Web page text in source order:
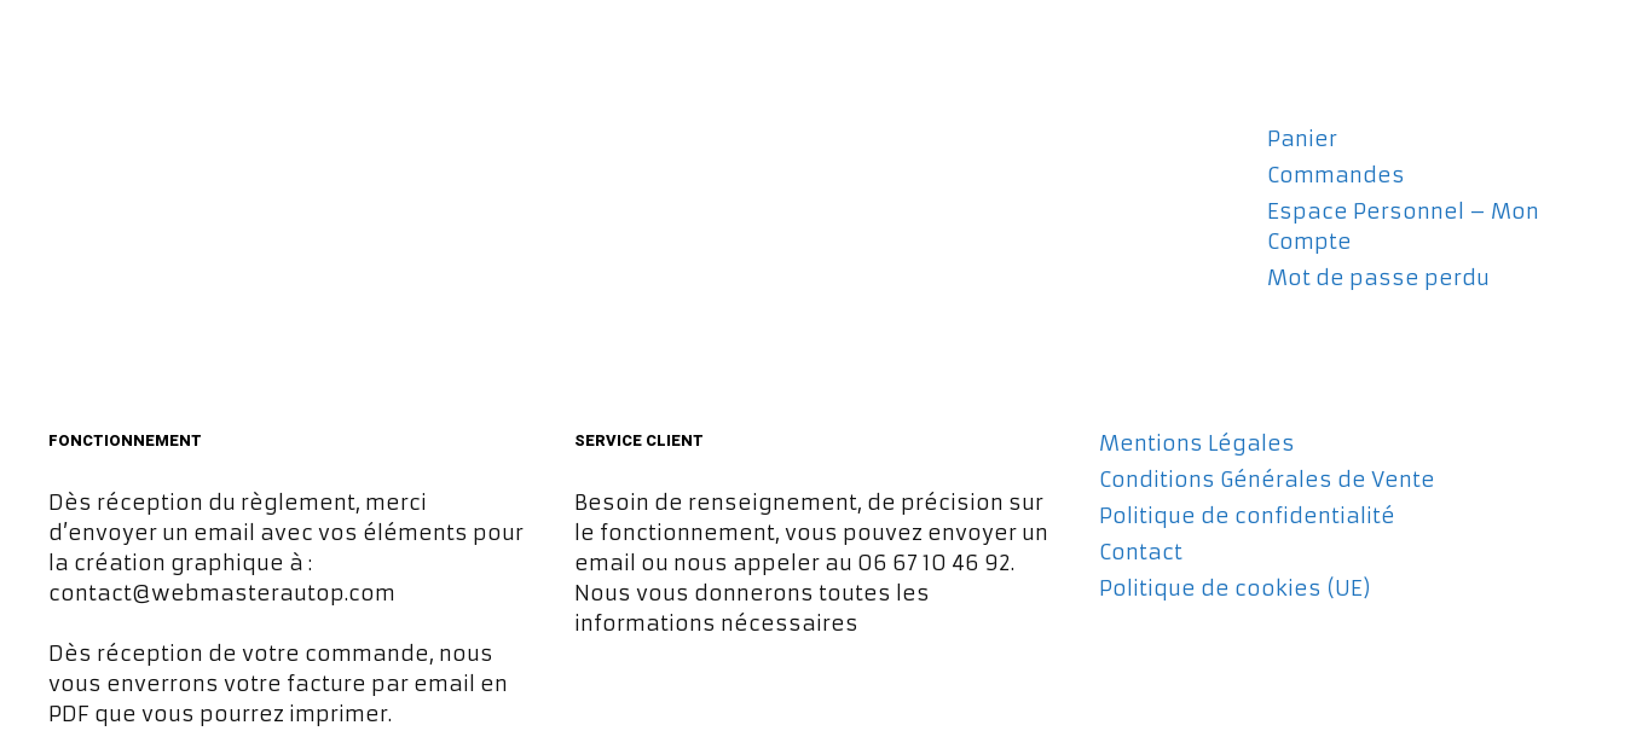
Panier
Commandes
Espace Personnel – Mon
Compte
Mot de passe perdu
FONCTIONNEMENT
Dès réception du règlement, merci
d’envoyer un email avec vos éléments pour
la création graphique à :
contact@webmasterautop.com
Dès réception de votre commande, nous
vous enverrons votre facture par email en
PDF que vous pourrez imprimer.
SERVICE CLIENT
Besoin de renseignement, de précision sur
le fonctionnement, vous pouvez envoyer un
email ou nous appeler au 06 67 10 46 92.
Nous vous donnerons toutes les
informations nécessaires
Mentions Légales
Conditions Générales de Vente
Politique de confidentialité
Contact
Politique de cookies (UE)